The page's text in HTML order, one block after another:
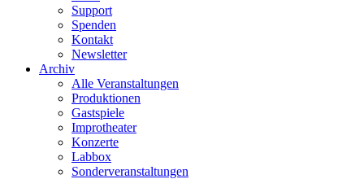
Support
Spenden
Kontakt
Newsletter
Archiv
Alle Veranstaltungen
Produktionen
Gastspiele
Improtheater
Konzerte
Labbox
Sonderveranstaltungen